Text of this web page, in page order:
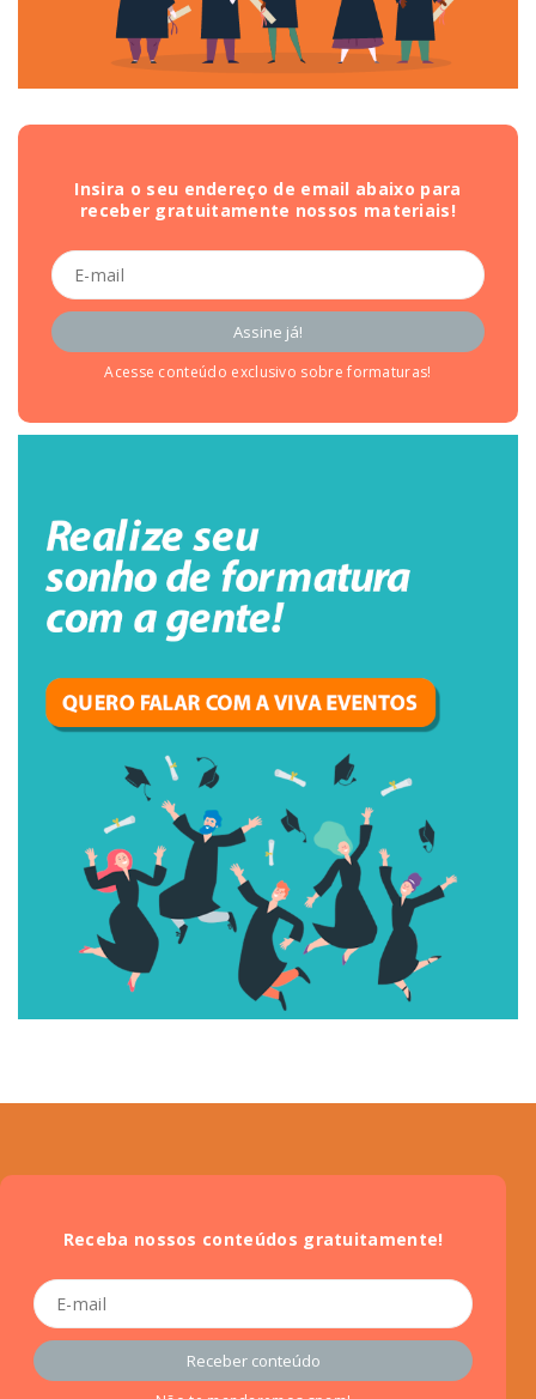
Insira o seu endereço de email abaixo para
receber gratuitamente nossos materiais!
Acesse conteúdo exclusivo sobre formaturas!
Receba nossos conteúdos gratuitamente!